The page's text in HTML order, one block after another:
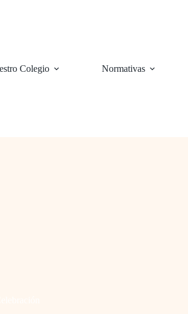
Colegio Normativas